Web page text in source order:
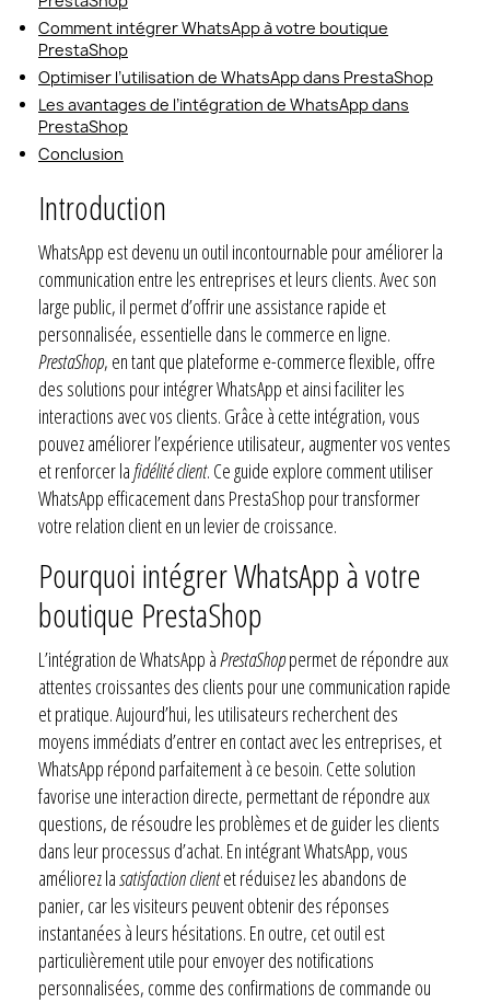
Comment intégrer WhatsApp à votre boutique
PrestaShop
Optimiser l’utilisation de WhatsApp dans PrestaShop
Les avantages de l’intégration de WhatsApp dans
PrestaShop
Conclusion
Introduction
WhatsApp est devenu un outil incontournable pour améliorer la
communication entre les entreprises et leurs clients. Avec son
large public, il permet d’offrir une assistance rapide et
personnalisée, essentielle dans le commerce en ligne.
PrestaShop, en tant que plateforme e-commerce flexible, offre
des solutions pour intégrer WhatsApp et ainsi faciliter les
interactions avec vos clients. Grâce à cette intégration, vous
pouvez améliorer l’expérience utilisateur, augmenter vos ventes
et renforcer lafidélité client. Ce guide explore comment utiliser
WhatsApp efficacement dans PrestaShop pour transformer
votre relation client en un levier de croissance.
Pourquoi intégrer WhatsApp à votre
boutique PrestaShop
L’intégration de WhatsApp àPrestaShoppermet de répondre aux
attentes croissantes des clients pour une communication rapide
et pratique. Aujourd’hui, les utilisateurs recherchent des
moyens immédiats d’entrer en contact avec les entreprises, et
WhatsApp répond parfaitement à ce besoin. Cette solution
favorise une interaction directe, permettant de répondre aux
questions, de résoudre les problèmes et de guider les clients
dans leur processus d’achat. En intégrant WhatsApp, vous
améliorez lasatisfaction clientet réduisez les abandons de
panier, car les visiteurs peuvent obtenir des réponses
instantanées à leurs hésitations. En outre, cet outil est
particulièrement utile pour envoyer des notifications
personnalisées, comme des confirmations de commande ou